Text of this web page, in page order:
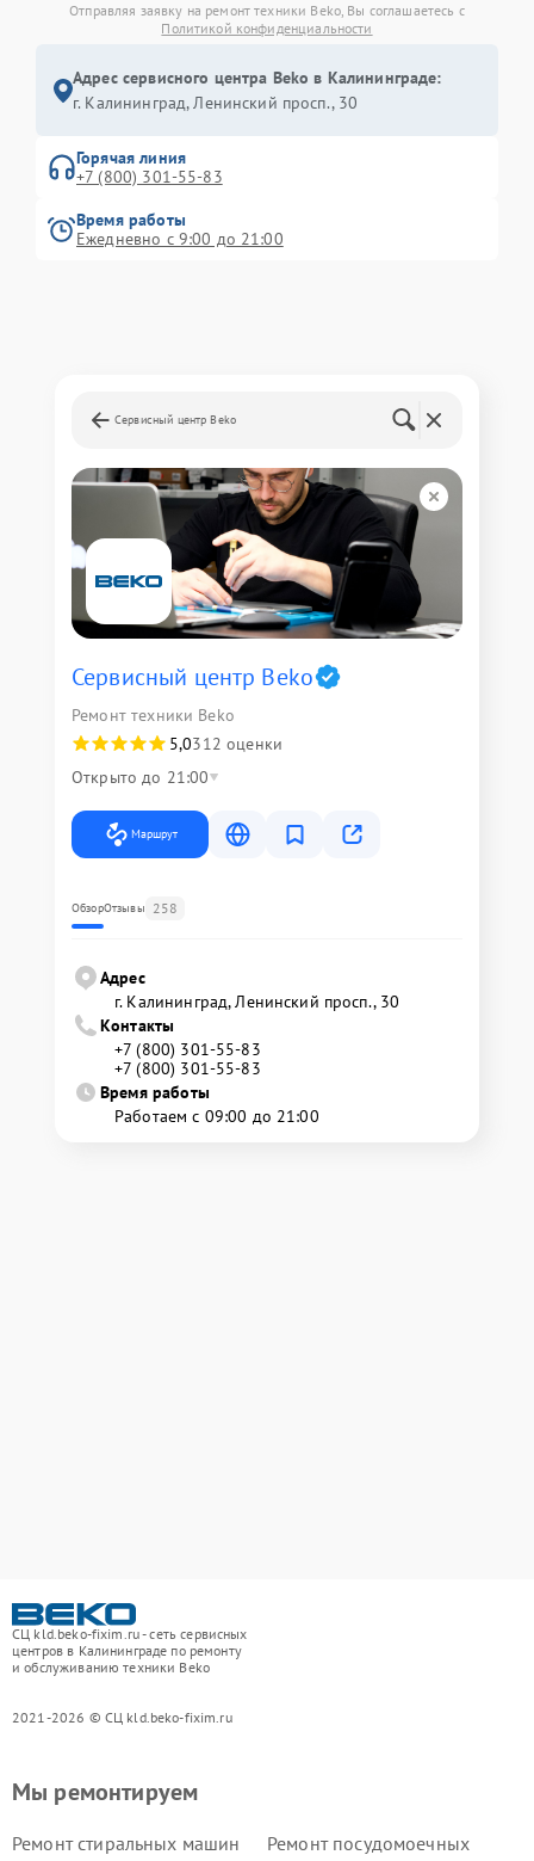
Отправляя заявку на ремонт техники Beko, Вы соглашаетесь с
Политикой конфиденциальности
Адрес сервисного центра Beko в Калининграде:
г. Калининград, Ленинский просп., 30
Горячая линия
+7 (800) 301-55-83
Время работы
Ежедневно с 9:00 до 21:00
Сервисный центр Beko
Сервисный центр Beko
Ремонт техники Beko
5,0312 оценки
Открыто до 21:00
Маршрут
ОбзорОтзывы 258
Адрес
г. Калининград, Ленинский просп., 30
Контакты
+7 (800) 301-55-83
+7 (800) 301-55-83
Время работы
Работаем с 09:00 до 21:00
СЦ kld.beko-fixim.ru - сеть сервисных
центров в Калининграде по ремонту
и обслуживанию техники Beko
2021-2026 © СЦ kld.beko-fixim.ru
Мы ремонтируем
Ремонт стиральных машин
Ремонт посудомоечных